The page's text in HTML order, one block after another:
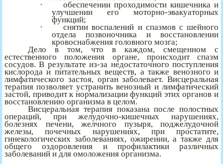
· обеспечении проходимости кишечника и
улучшении его моторно-эвакуаторных
функций;
· снятии воспалений и спазмов с шейного
отдела позвоночника и восстановлении
кровоснабжения головного мозга;
Дело в том, что в каждом, смещенном с
естественного положения органе, происходит спазм
сосудов. В результате из-за недостаточного поступления
кислорода и питательных веществ, а также венозного и
лимфатического застоя, орган заболевает. Висцеральная
терапия позволяет устранить венозный и лимфатический
застой, приводит к нормализации функций этих органов и
восстановлению организма в целом.
Висцеральная терапия показана после полостных
операций, при желудочно-кишечных нарушениях,
болезнях печени, желчного пузыря, поджелудочной
железы, почечных нарушениях, при простатите,
гинекологических заболеваниях, ожирении, а также для
общего оздоровления и профилактики различных
заболеваний и для омоложения организма.